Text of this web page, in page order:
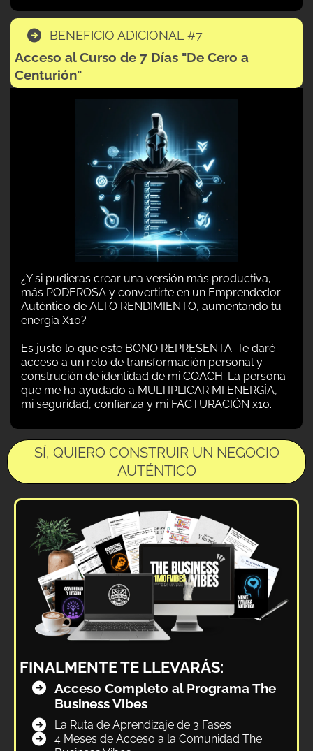
BENEFICIO ADICIONAL #7
Acceso al Curso de 7 Días "De Cero a
Centurión"
¿Y si pudieras crear una versión más productiva,
más PODEROSA y convertirte en un Emprendedor
Auténtico de ALTO RENDIMIENTO, aumentando tu
energía X10?
Es justo lo que este BONO REPRESENTA. Te daré
acceso a un reto de transformación personal y
construción de identidad de mi COACH. La persona
que me ha ayudado a MULTIPLICAR MI ENERGÍA,
mi seguridad, confianza y mi FACTURACIÓN x10.
SÍ, QUIERO CONSTRUIR UN NEGOCIO
AUTÉNTICO
FINALMENTE TE LLEVARÁS:
Acceso Completo al Programa The
Business Vibes
La Ruta de Aprendizaje de 3 Fases
4 Meses de Acceso a la Comunidad The